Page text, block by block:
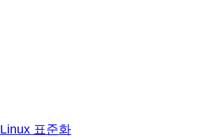
Linux 표준화